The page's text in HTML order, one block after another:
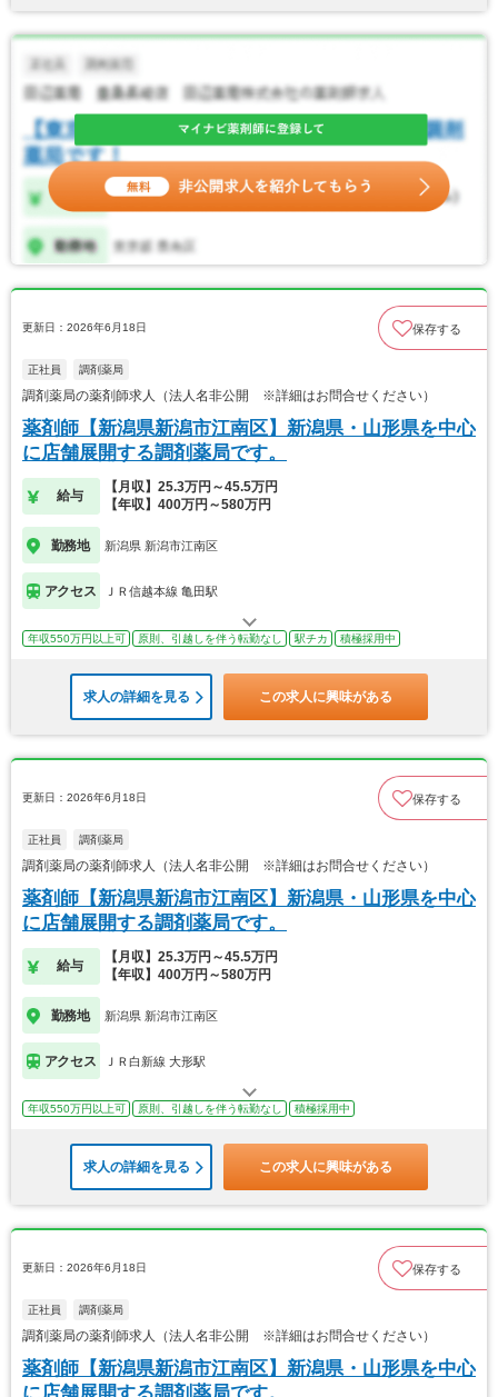
更新日：2026年6月18日 保存する
正社員 調剤薬局
調剤薬局の薬剤師求人（法人名非公開 ※詳細はお問合せください）
薬剤師【新潟県新潟市江南区】新潟県・山形県を中心
に店舗展開する調剤薬局です。
給与
【月収】25.3万円～45.5万円
【年収】400万円～580万円
勤務地 新潟県 新潟市江南区
アクセス ＪＲ信越本線 亀田駅
年収550万円以上可 原則、引越しを伴う転勤なし 駅チカ 積極採用中
求人の詳細を見る この求人に興味がある
更新日：2026年6月18日 保存する
正社員 調剤薬局
調剤薬局の薬剤師求人（法人名非公開 ※詳細はお問合せください）
薬剤師【新潟県新潟市江南区】新潟県・山形県を中心
に店舗展開する調剤薬局です。
給与
【月収】25.3万円～45.5万円
【年収】400万円～580万円
勤務地 新潟県 新潟市江南区
アクセス ＪＲ白新線 大形駅
年収550万円以上可 原則、引越しを伴う転勤なし 積極採用中
求人の詳細を見る この求人に興味がある
更新日：2026年6月18日 保存する
正社員 調剤薬局
調剤薬局の薬剤師求人（法人名非公開 ※詳細はお問合せください）
薬剤師【新潟県新潟市江南区】新潟県・山形県を中心